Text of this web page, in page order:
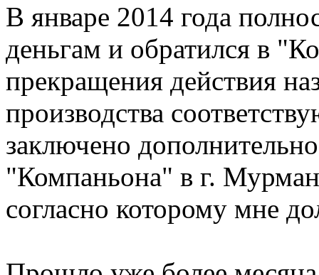
В январе 2014 года
деньгам и обратился в
прекращения действия
производства
заключено
"Компаньона" в г.
согласно которому мне